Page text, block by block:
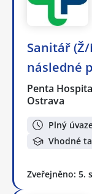
Sanitář
následné
Penta
Ostrava
Plný
Vhodné
Zveřejněno: 5.